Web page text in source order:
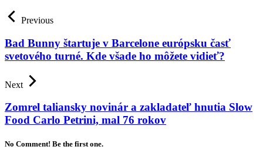
Previous
Bad Bunny štartuje v Barcelone európsku časť
svetového turné. Kde všade ho môžete vidieť?
Next
Zomrel taliansky novinár a zakladateľ hnutia Slow
Food Carlo Petrini, mal 76 rokov
No Comment! Be the first one.